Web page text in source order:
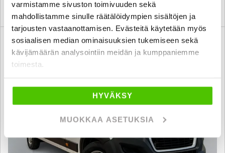
varmistamme sivuston toimivuuden sekä
mahdollistamme sinulle räätälöidympien sisältöjen ja
tarjousten vastaanottamisen. Evästeitä käytetään myös
sosiaalisen median ominaisuuksien tukemiseen sekä
kävijämäärän analysointiin meidän ja kumppaniemme
toimesta.
HYVÄKSY
MUOKKAA ASETUKSIA
KATSO TIEDOT WHATSAPP
6 kk korotonta ja kulutonta